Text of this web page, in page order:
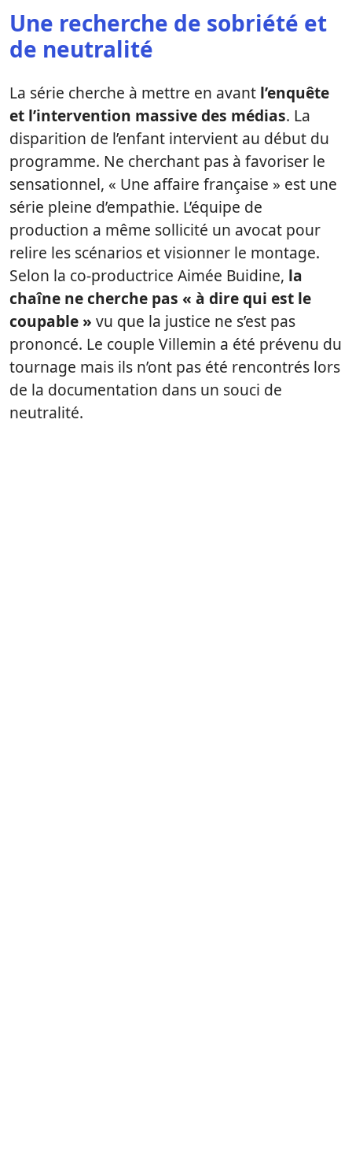
Une recherche de sobriété et
de neutralité
La série cherche à mettre en avant l’enquête
et l’intervention massive des médias. La
disparition de l’enfant intervient au début du
programme. Ne cherchant pas à favoriser le
sensationnel, « Une affaire française » est une
série pleine d’empathie. L’équipe de
production a même sollicité un avocat pour
relire les scénarios et visionner le montage.
Selon la co-productrice Aimée Buidine, la
chaîne ne cherche pas « à dire qui est le
coupable » vu que la justice ne s’est pas
prononcé. Le couple Villemin a été prévenu du
tournage mais ils n’ont pas été rencontrés lors
de la documentation dans un souci de
neutralité.